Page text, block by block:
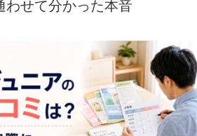
わせて分かった本音